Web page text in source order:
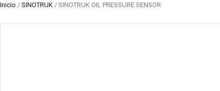
Inicio / SINOTRUK / SINOTRUK OIL PRESSURE SENSOR